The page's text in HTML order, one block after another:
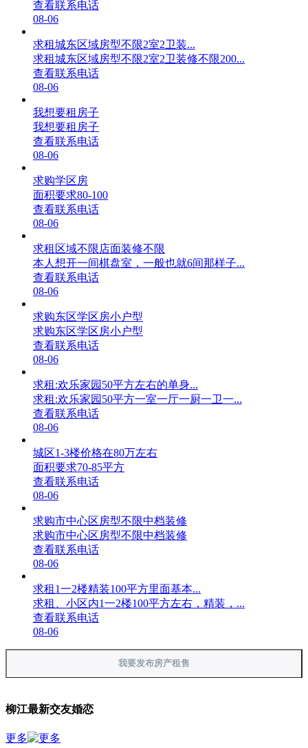
查看联系电话
08-06
求租城东区域房型不限2室2卫装...
求租城东区域房型不限2室2卫装修不限200...
查看联系电话
08-06
我想要租房子
我想要租房子
查看联系电话
08-06
求购学区房
面积要求80-100
查看联系电话
08-06
求租区域不限店面装修不限
本人想开一间棋盘室，一般也就6间那样子...
查看联系电话
08-06
求购东区学区房小户型
求购东区学区房小户型
查看联系电话
08-06
求租:欢乐家园50平方左右的单身...
求租:欢乐家园50平方一室一厅一厨一卫一...
查看联系电话
08-06
城区1-3楼价格在80万左右
面积要求70-85平方
查看联系电话
08-06
求购市中心区房型不限中档装修
求购市中心区房型不限中档装修
查看联系电话
08-06
求租1一2楼精装100平方里面基本...
求租、小区内1一2楼100平方左右，精装，...
查看联系电话
08-06
我要发布房产租售
柳江最新交友婚恋
更多